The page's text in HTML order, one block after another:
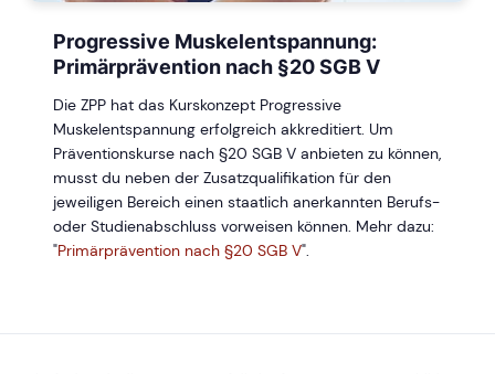
Progressive Muskelentspannung:
Primärprävention nach §20 SGB V
Die ZPP hat das Kurskonzept Progressive
Muskelentspannung erfolgreich akkreditiert. Um
Präventionskurse nach §20 SGB V anbieten zu können,
musst du neben der Zusatzqualifikation für den
jeweiligen Bereich einen staatlich anerkannten Berufs-
oder Studienabschluss vorweisen können. Mehr dazu:
"Primärprävention nach §20 SGB V".